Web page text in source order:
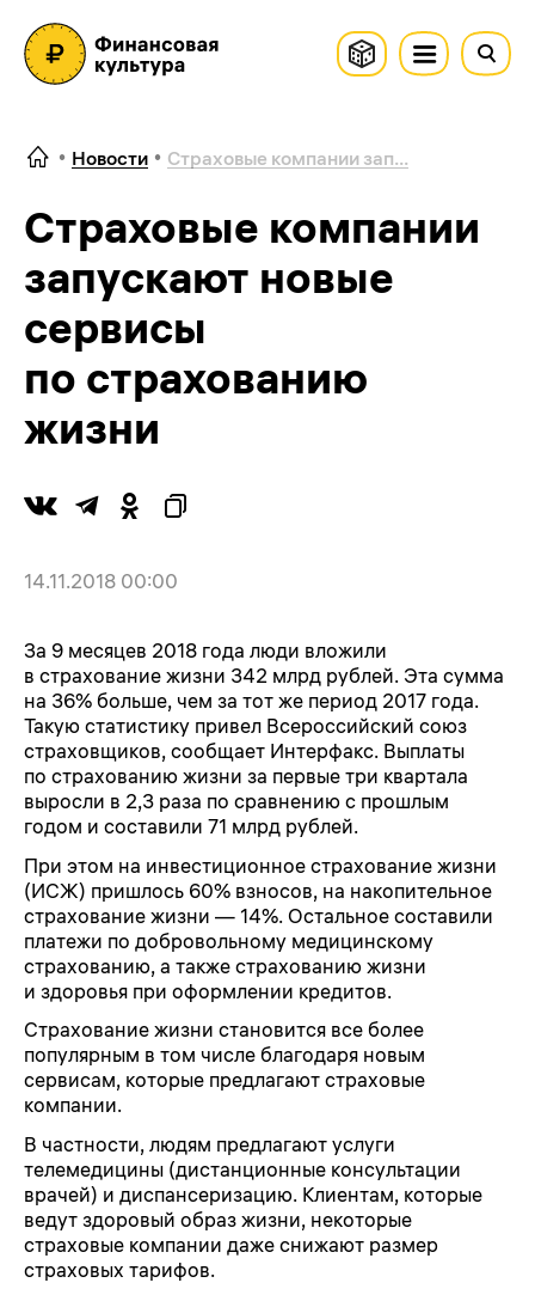
Новости Страховые компании зап...
Страховые компании
запускают новые
сервисы
по страхованию
жизни
14.11.2018 00:00
За 9 месяцев 2018 года люди вложили
в страхование жизни 342 млрд рублей. Эта сумма
на 36% больше, чем за тот же период 2017 года.
Такую статистику привел Всероссийский союз
страховщиков, сообщает Интерфакс. Выплаты
по страхованию жизни за первые три квартала
выросли в 2,3 раза по сравнению с прошлым
годом и составили 71 млрд рублей.
При этом на инвестиционное страхование жизни
(ИСЖ) пришлось 60% взносов, на накопительное
страхование жизни — 14%. Остальное составили
платежи по добровольному медицинскому
страхованию, а также страхованию жизни
и здоровья при оформлении кредитов.
Страхование жизни становится все более
популярным в том числе благодаря новым
сервисам, которые предлагают страховые
компании.
В частности, людям предлагают услуги
телемедицины (дистанционные консультации
врачей) и диспансеризацию. Клиентам, которые
ведут здоровый образ жизни, некоторые
страховые компании даже снижают размер
страховых тарифов.